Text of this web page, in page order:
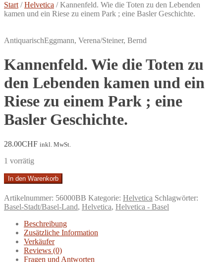
Start /Helvetica /Kannenfeld. Wie die Toten zu den Lebenden
kamen und ein Riese zu einem Park ; eine Basler Geschichte.
AntiquarischEggmann, Verena/Steiner, Bernd
Kannenfeld. Wie die Toten zu
den Lebenden kamen und ein
Riese zu einem Park ; eine
Basler Geschichte.
28.00CHF inkl. MwSt.
1 vorrätig
Kannenfeld.
Wie
die
Toten
zu
Lebenden
kamen
In den Warenkorb
Artikelnummer: 56000BB Kategorie: Helvetica Schlagwörter:
Basel-Stadt/Basel-Land, Helvetica, Helvetica - Basel
Beschreibung
Zusätzliche Information
Verkäufer
Reviews (0)
Fragen und Antworten